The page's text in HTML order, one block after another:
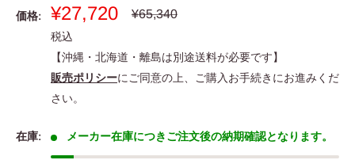
価格:
販
売
価
格
¥27,720
通
格
¥65,340
税込
【沖縄・北海道・離島は別途送料が必要です】
販売ポリシーにご同意の上、ご購入お手続きにお進みくだ
さい。
在庫: メーカー在庫につきご注文後の納期確認となります。